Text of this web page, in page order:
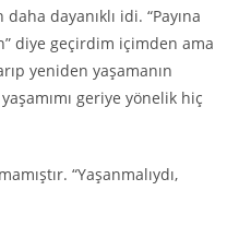
dayanıklı idi. “Payına
diye geçirdim içimden ama
yeniden yaşamanın
geriye yönelik hiç
“Yaşanmalıydı,